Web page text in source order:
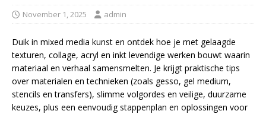
November 1, 2025 admin
Duik in mixed media kunst en ontdek hoe je met gelaagde
texturen, collage, acryl en inkt levendige werken bouwt waarin
materiaal en verhaal samensmelten. Je krijgt praktische tips
over materialen en technieken (zoals gesso, gel medium,
stencils en transfers), slimme volgordes en veilige, duurzame
keuzes, plus een eenvoudig stappenplan en oplossingen voor